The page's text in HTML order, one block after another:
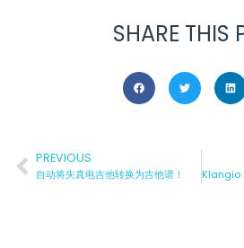
SHARE THIS
PREVIOUS
自动将失真电吉他转换为吉他谱！